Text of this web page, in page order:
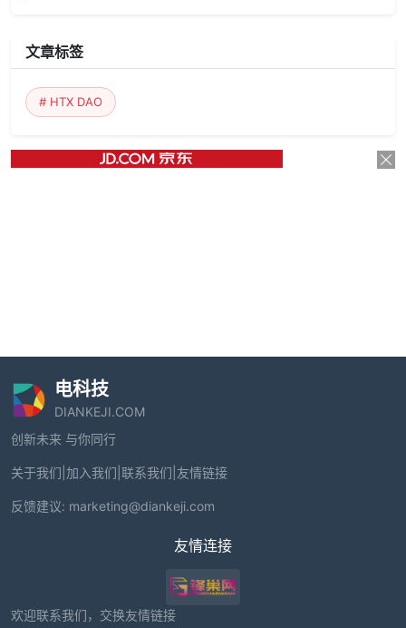
文章标签
# HTX DAO
电科技
DIANKEJI.COM
创新未来 与你同行
关于我们 加入我们 联系我们 友情链接
反馈建议: marketing@diankeji.com
友情连接
欢迎联系我们，交换友情链接